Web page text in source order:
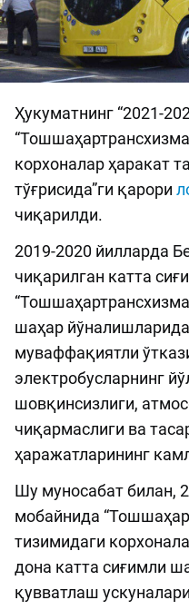
Ҳукуматнинг “2021-
корхоналар ҳаракат
тўғрисида”ги қарори
чиқарилди.
2019-2020 йилларда
чиқарилган катта
шаҳар
муваффақиятли
электробусларнинг
шовқинсизлиги,
чиқармаслиги ва
ҳаражатларининг
Шу муносабат билан,
мобайнида
тизимидаги
дона катта сиғимли
қувватлаш